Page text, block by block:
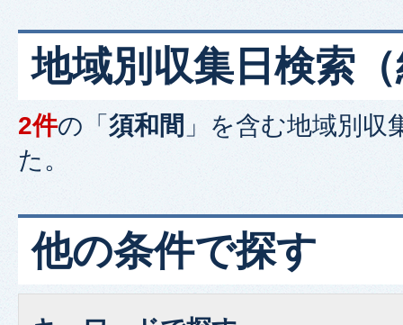
地域別収集日検索
2件の「 須和間 」を含む地域別収
た。
他の条件で探す